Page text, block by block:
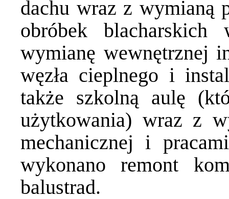
dachu wraz z wymianą
obróbek
wymianę wewnętrznej
węzła cieplnego i
także szkolną aulę
użytkowania) wraz z
mechanicznej i
wykonano remont
balustrad.